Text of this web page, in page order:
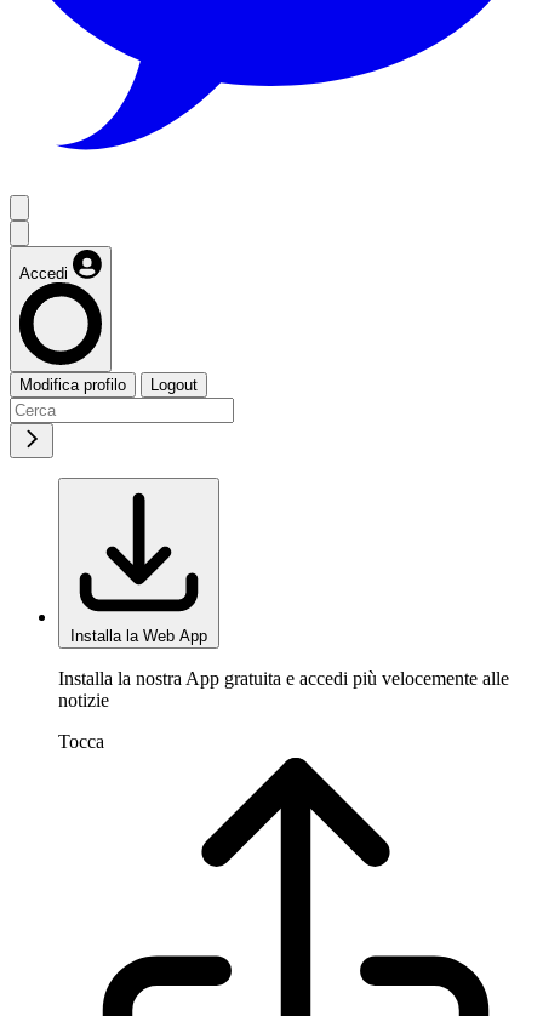
Accedi
Modifica profilo Logout
Installa la Web App
Installa la nostra App gratuita e accedi più velocemente alle
notizie
Tocca